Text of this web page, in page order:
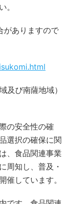
。
ありますので
及び南薩地域）
の安全性の確
選択の確保に関
、食品関連事業
周知し、普及・
催しています。